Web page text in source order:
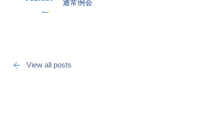
通常例会
View all posts